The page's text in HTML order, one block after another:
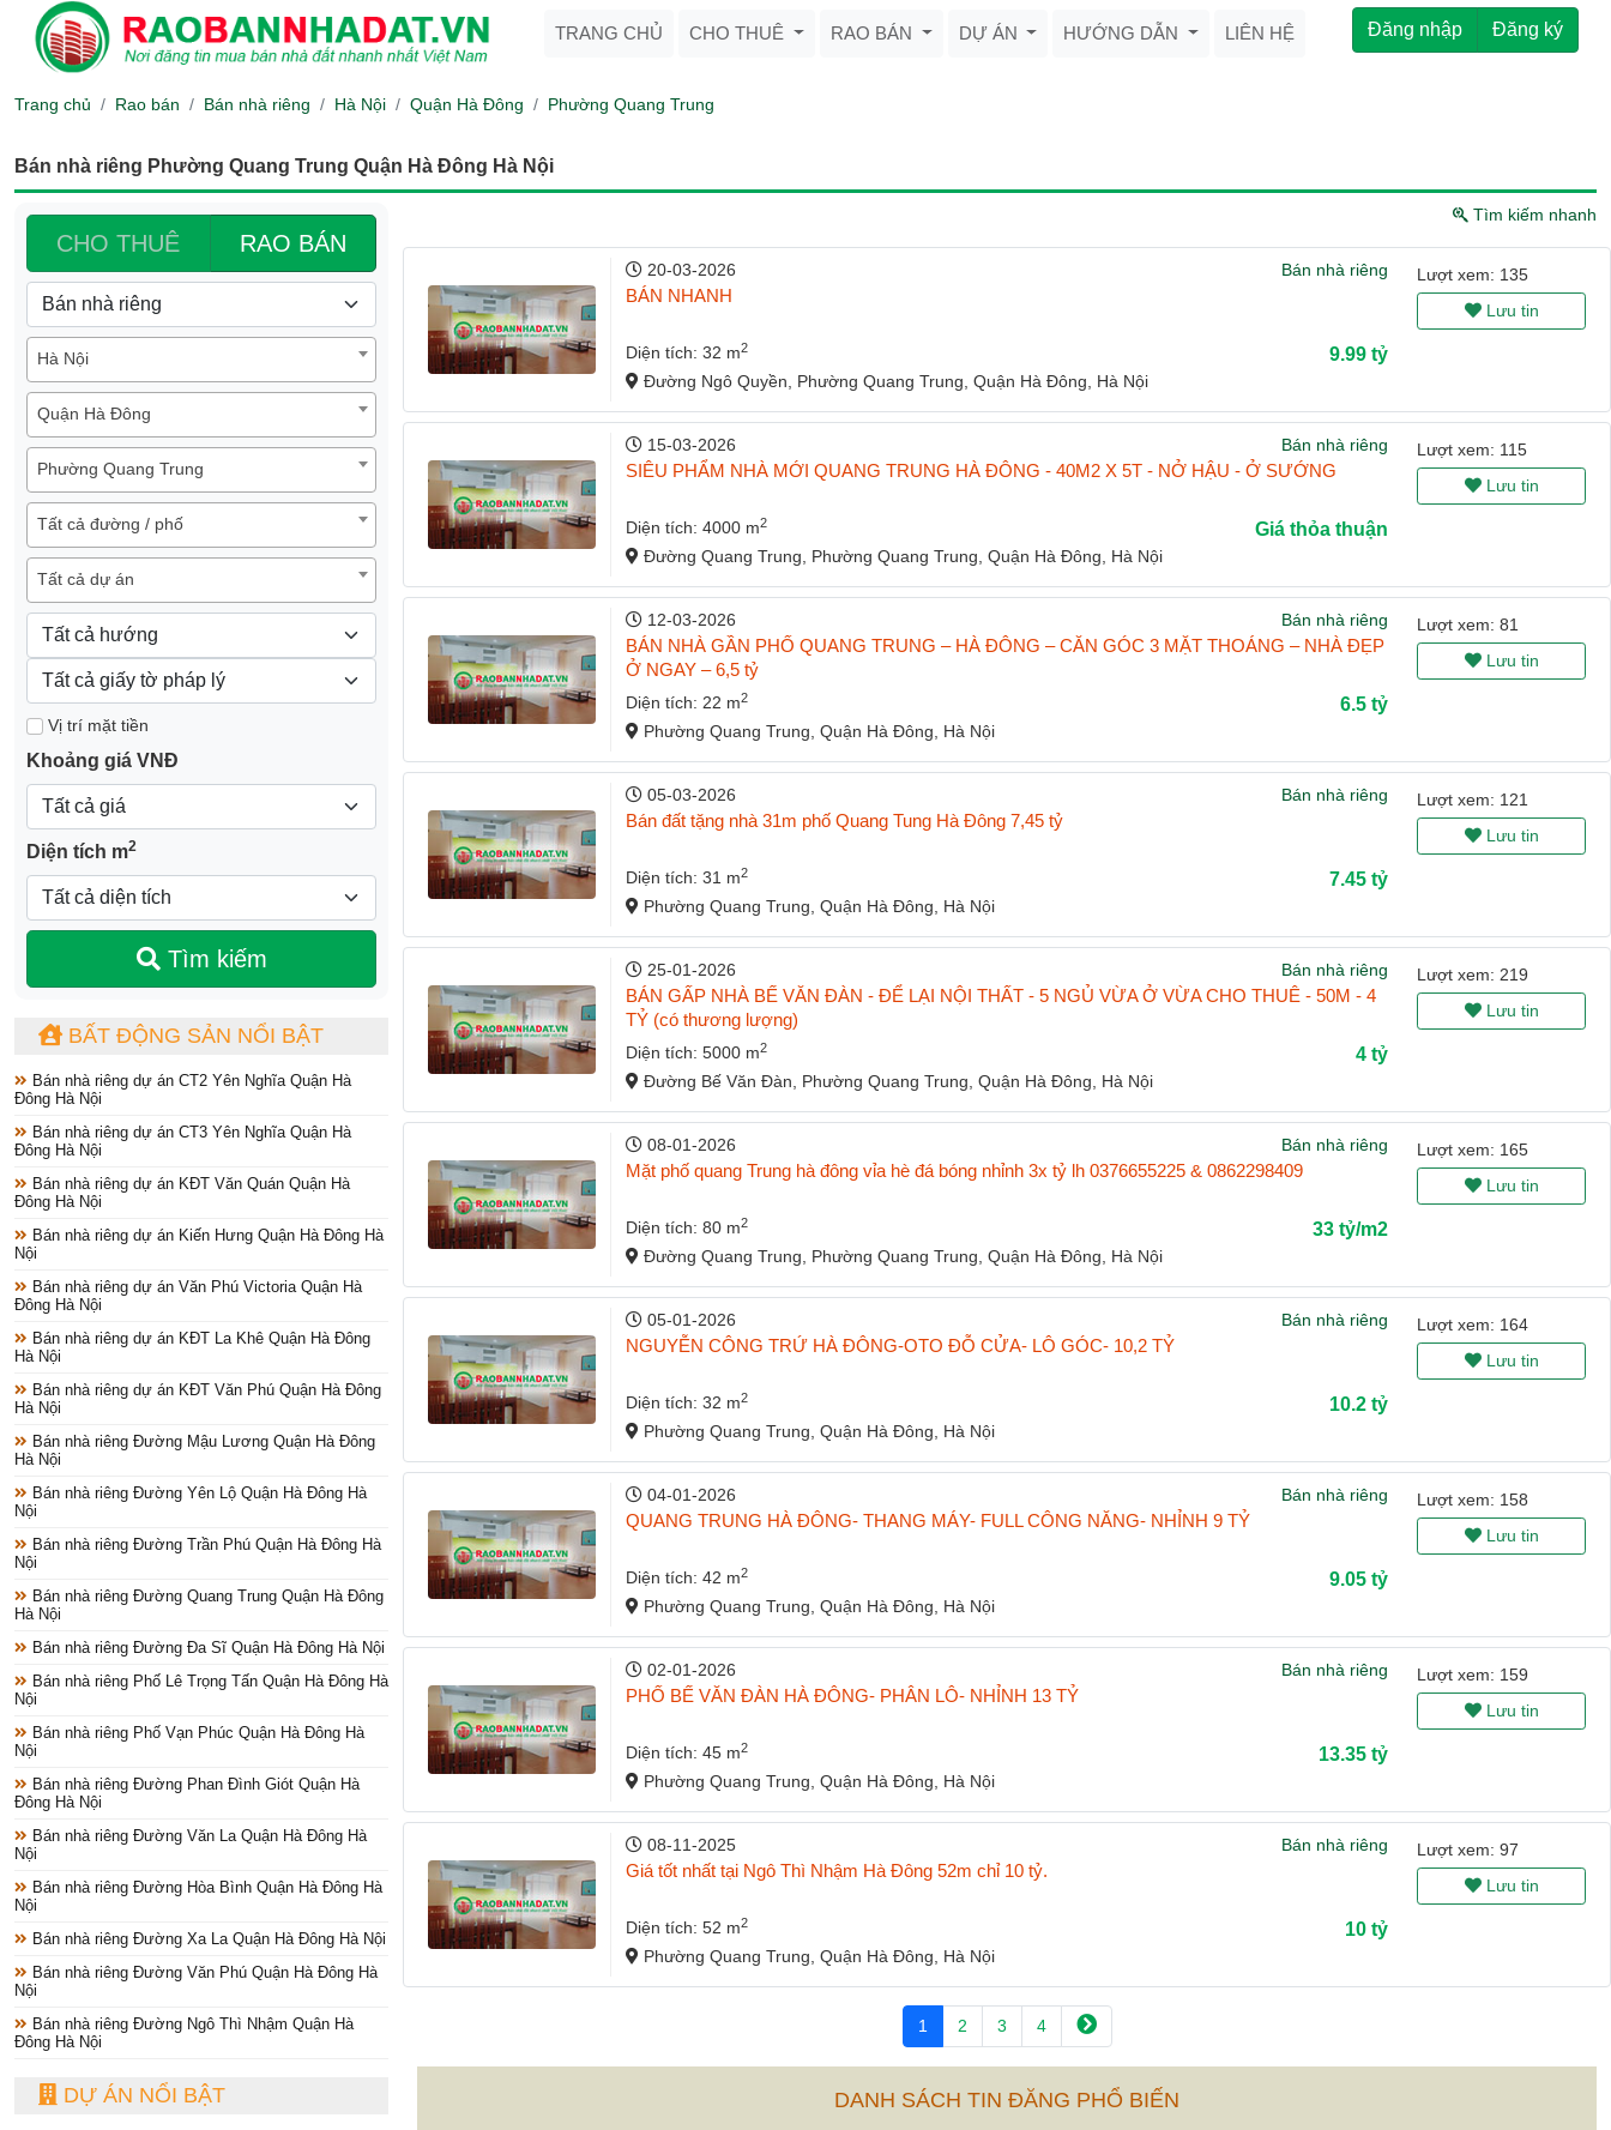
TRANG CHỦ CHO THUÊ RAO BÁN DỰ ÁN HƯỚNG DẪN LIÊN HỆ Đăng nhập Đăng ký
Trang chủ Rao bán Bán nhà riêng Hà Nội Quận Hà Đông Phường Quang Trung
Bán nhà riêng Phường Quang Trung Quận Hà Đông Hà Nội
CHO THUÊ RAO BÁN
Hà Nội
Quận Hà Đông
Phường Quang Trung
Tất cả đường / phố
Tất cả dự án
Vị trí mặt tiền
Khoảng giá VNĐ
Diện tích m2
Tìm kiếm
BẤT ĐỘNG SẢN NỔI BẬT
Bán nhà riêng dự án CT2 Yên Nghĩa Quận Hà
Đông Hà Nội
Bán nhà riêng dự án CT3 Yên Nghĩa Quận Hà
Đông Hà Nội
Bán nhà riêng dự án KĐT Văn Quán Quận Hà
Đông Hà Nội
Bán nhà riêng dự án Kiến Hưng Quận Hà Đông Hà
Nội
Bán nhà riêng dự án Văn Phú Victoria Quận Hà
Đông Hà Nội
Bán nhà riêng dự án KĐT La Khê Quận Hà Đông
Hà Nội
Bán nhà riêng dự án KĐT Văn Phú Quận Hà Đông
Hà Nội
Bán nhà riêng Đường Mậu Lương Quận Hà Đông
Hà Nội
Bán nhà riêng Đường Yên Lộ Quận Hà Đông Hà
Nội
Bán nhà riêng Đường Trần Phú Quận Hà Đông Hà
Nội
Bán nhà riêng Đường Quang Trung Quận Hà Đông
Hà Nội
Bán nhà riêng Đường Đa Sĩ Quận Hà Đông Hà Nội
Bán nhà riêng Phố Lê Trọng Tấn Quận Hà Đông Hà
Nội
Bán nhà riêng Phố Vạn Phúc Quận Hà Đông Hà
Nội
Bán nhà riêng Đường Phan Đình Giót Quận Hà
Đông Hà Nội
Bán nhà riêng Đường Văn La Quận Hà Đông Hà
Nội
Bán nhà riêng Đường Hòa Bình Quận Hà Đông Hà
Nội
Bán nhà riêng Đường Xa La Quận Hà Đông Hà Nội
Bán nhà riêng Đường Văn Phú Quận Hà Đông Hà
Nội
Bán nhà riêng Đường Ngô Thì Nhậm Quận Hà
Đông Hà Nội
DỰ ÁN NỔI BẬT
Tìm kiếm nhanh
20-03-2026 Bán nhà riêng
BÁN NHANH
Diện tích: 32 m2 9.99 tỷ
Đường Ngô Quyền, Phường Quang Trung, Quận Hà Đông, Hà Nội
Lượt xem: 135
Lưu tin
15-03-2026 Bán nhà riêng
SIÊU PHẨM NHÀ MỚI QUANG TRUNG HÀ ĐÔNG - 40M2 X 5T - NỞ HẬU - Ở SƯỚNG
Diện tích: 4000 m2 Giá thỏa thuận
Đường Quang Trung, Phường Quang Trung, Quận Hà Đông, Hà Nội
Lượt xem: 115
Lưu tin
12-03-2026 Bán nhà riêng
BÁN NHÀ GẦN PHỐ QUANG TRUNG – HÀ ĐÔNG – CĂN GÓC 3 MẶT THOÁNG – NHÀ ĐẸP
Ở NGAY – 6,5 tỷ
Diện tích: 22 m2 6.5 tỷ
Phường Quang Trung, Quận Hà Đông, Hà Nội
Lượt xem: 81
Lưu tin
05-03-2026 Bán nhà riêng
Bán đất tặng nhà 31m phố Quang Tung Hà Đông 7,45 tỷ
Diện tích: 31 m2 7.45 tỷ
Phường Quang Trung, Quận Hà Đông, Hà Nội
Lượt xem: 121
Lưu tin
25-01-2026 Bán nhà riêng
BÁN GẤP NHÀ BẾ VĂN ĐÀN - ĐỂ LẠI NỘI THẤT - 5 NGỦ VỪA Ở VỪA CHO THUÊ - 50M - 4
TỶ (có thương lượng)
Diện tích: 5000 m2 4 tỷ
Đường Bế Văn Đàn, Phường Quang Trung, Quận Hà Đông, Hà Nội
Lượt xem: 219
Lưu tin
08-01-2026 Bán nhà riêng
Mặt phố quang Trung hà đông vỉa hè đá bóng nhỉnh 3x tỷ lh 0376655225 & 0862298409
Diện tích: 80 m2 33 tỷ/m2
Đường Quang Trung, Phường Quang Trung, Quận Hà Đông, Hà Nội
Lượt xem: 165
Lưu tin
05-01-2026 Bán nhà riêng
NGUYỄN CÔNG TRỨ HÀ ĐÔNG-OTO ĐỖ CỬA- LÔ GÓC- 10,2 TỶ
Diện tích: 32 m2 10.2 tỷ
Phường Quang Trung, Quận Hà Đông, Hà Nội
Lượt xem: 164
Lưu tin
04-01-2026 Bán nhà riêng
QUANG TRUNG HÀ ĐÔNG- THANG MÁY- FULL CÔNG NĂNG- NHỈNH 9 TỶ
Diện tích: 42 m2 9.05 tỷ
Phường Quang Trung, Quận Hà Đông, Hà Nội
Lượt xem: 158
Lưu tin
02-01-2026 Bán nhà riêng
PHỐ BẾ VĂN ĐÀN HÀ ĐÔNG- PHÂN LÔ- NHỈNH 13 TỶ
Diện tích: 45 m2 13.35 tỷ
Phường Quang Trung, Quận Hà Đông, Hà Nội
Lượt xem: 159
Lưu tin
08-11-2025 Bán nhà riêng
Giá tốt nhất tại Ngô Thì Nhậm Hà Đông 52m chỉ 10 tỷ.
Diện tích: 52 m2 10 tỷ
Phường Quang Trung, Quận Hà Đông, Hà Nội
Lượt xem: 97
Lưu tin
1 2 3 4
DANH SÁCH TIN ĐĂNG PHỔ BIẾN